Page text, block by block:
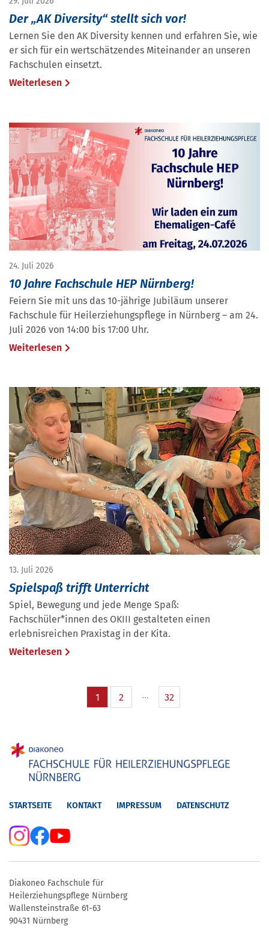
Der „AK Diversity“ stellt sich vor!
Lernen Sie den AK Diversity kennen und erfahren Sie, wie
er sich für ein wertschätzendes Miteinander an unseren
Fachschulen einsetzt.
Weiterlesen
24. Juli 2026
10 Jahre Fachschule HEP Nürnberg!
Feiern Sie mit uns das 10-jährige Jubiläum unserer
Fachschule für Heilerziehungspflege in Nürnberg – am 24.
Juli 2026 von 14:00 bis 17:00 Uhr.
Weiterlesen
13. Juli 2026
Spielspaß trifft Unterricht
Spiel, Bewegung und jede Menge Spaß:
Fachschüler*innen des OKIII gestalteten einen
erlebnisreichen Praxistag in der Kita.
Weiterlesen
1 2 32
STARTSEITE KONTAKT IMPRESSUM DATENSCHUTZ
Diakoneo Fachschule für
Heilerziehungspflege Nürnberg
Wallensteinstraße 61-63
90431 Nürnberg